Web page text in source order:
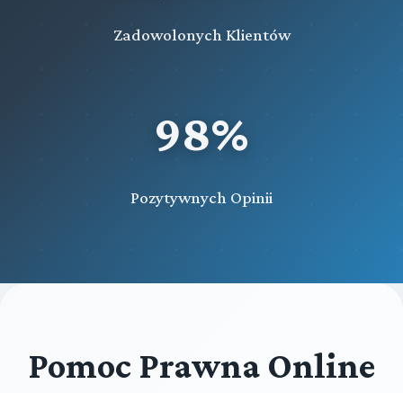
Zadowolonych Klientów
98%
Pozytywnych Opinii
Pomoc Prawna Online